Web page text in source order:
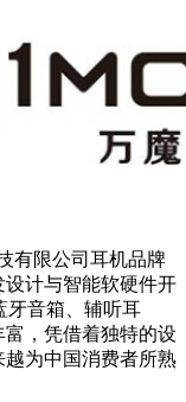
有限公司耳机品牌
设计与智能软硬件开
牙音箱、辅听耳
，凭借着独特的设
为中国消费者所熟